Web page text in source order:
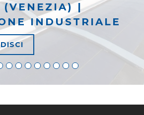
(VENEZIA) |
INDUSTRIALE